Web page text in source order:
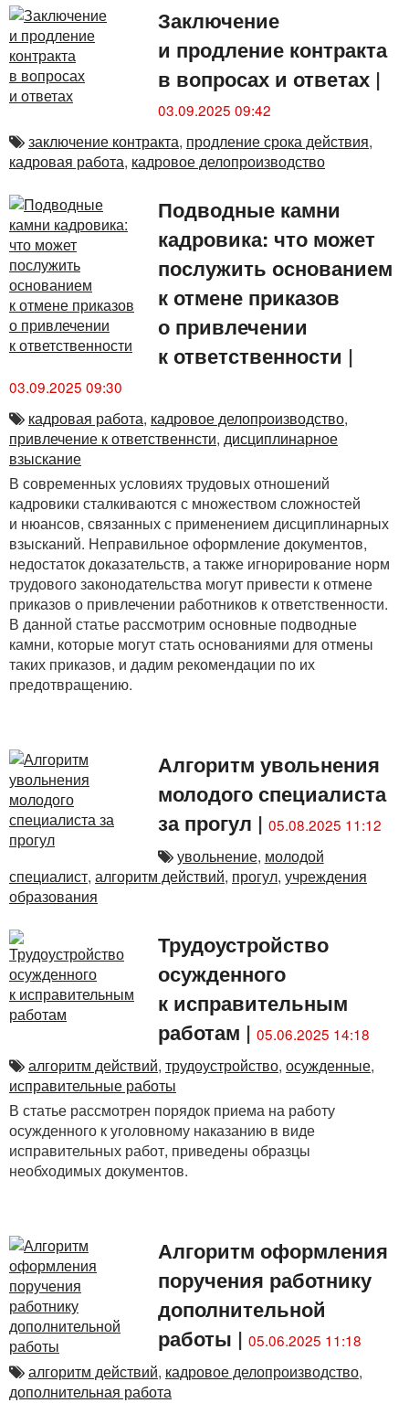
Заключение
и продление контракта
в вопросах и ответах|
03.09.2025 09:42
заключение контракта, продление срока действия,
кадровая работа, кадровое делопроизводство
Подводные камни
кадровика: что может
послужить основанием
к отмене приказов
о привлечении
к ответственности |
03.09.2025 09:30
кадровая работа, кадровое делопроизводство,
привлечение к ответственнсти, дисциплинарное
взыскание
В современных условиях трудовых отношений
кадровики сталкиваются с множеством сложностей
и нюансов, связанных с применением дисциплинарных
взысканий. Неправильное оформление документов,
недостаток доказательств, а также игнорирование норм
трудового законодательства могут привести к отмене
приказов о привлечении работников к ответственности.
В данной статье рассмотрим основные подводные
камни, которые могут стать основаниями для отмены
таких приказов, и дадим рекомендации по их
предотвращению.
Алгоритм увольнения
молодого специалиста
за прогул | 05.08.2025 11:12
увольнение, молодой
специалист, алгоритм действий, прогул, учреждения
образования
Трудоустройство
осужденного
к исправительным
работам | 05.06.2025 14:18
алгоритм действий, трудоустройство, осужденные,
исправительные работы
В статье рассмотрен порядок приема на работу
осужденного к уголовному наказанию в виде
исправительных работ, приведены образцы
необходимых документов.
Алгоритм оформления
поручения работнику
дополнительной
работы | 05.06.2025 11:18
алгоритм действий, кадровое делопроизводство,
дополнительная работа